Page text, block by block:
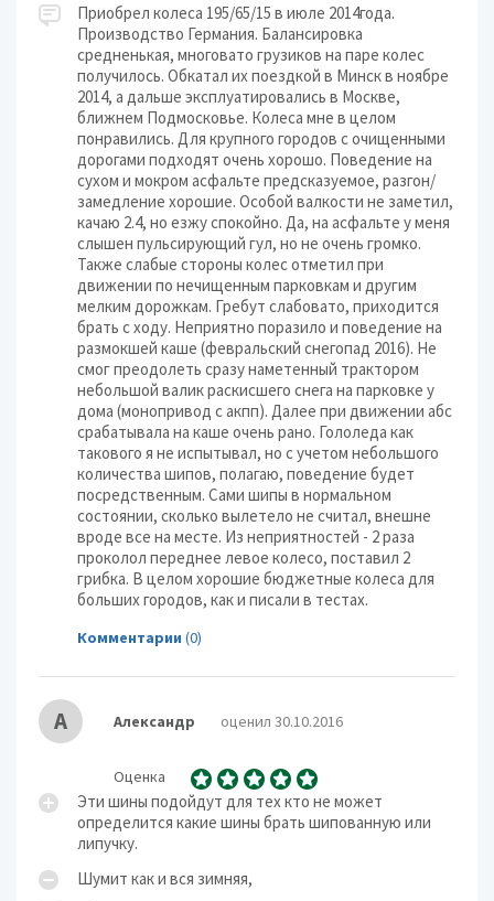
Приобрел колеса 195/65/15 в июле 2014года.
Производство Германия. Балансировка
средненькая, многовато грузиков на паре колес
получилось. Обкатал их поездкой в Минск в ноябре
2014, а дальше эксплуатировались в Москве,
ближнем Подмосковье. Колеса мне в целом
понравились. Для крупного городов с очищенными
дорогами подходят очень хорошо. Поведение на
сухом и мокром асфальте предсказуемое, разгон/
замедление хорошие. Особой валкости не заметил,
качаю 2.4, но езжу спокойно. Да, на асфальте у меня
слышен пульсирующий гул, но не очень громко.
Также слабые стороны колес отметил при
движении по нечищенным парковкам и другим
мелким дорожкам. Гребут слабовато, приходится
брать с ходу. Неприятно поразило и поведение на
размокшей каше (февральский снегопад 2016). Не
смог преодолеть сразу наметенный трактором
небольшой валик раскисшего снега на парковке у
дома (монопривод с акпп). Далее при движении абс
срабатывала на каше очень рано. Гололеда как
такового я не испытывал, но с учетом небольшого
количества шипов, полагаю, поведение будет
посредственным. Сами шипы в нормальном
состоянии, сколько вылетело не считал, внешне
вроде все на месте. Из неприятностей - 2 раза
проколол переднее левое колесо, поставил 2
грибка. В целом хорошие бюджетные колеса для
больших городов, как и писали в тестах.
Комментарии (0)
А Александр оценил 30.10.2016
Оценка
Эти шины подойдут для тех кто не может
определится какие шины брать шипованную или
липучку.
Шумит как и вся зимняя,